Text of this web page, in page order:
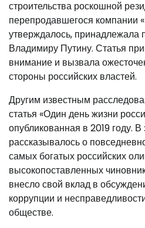
строительства роскошной
перепродавшегося компании
утверждалось, принадлежала
Владимиру Путину. Статья
внимание и вызвала
стороны российских властей.
Другим известным
статья «Один день жизни
опубликованная в 2019 году.
рассказывалось о
самых богатых российских
высокопоставленных
внесло свой вклад в
коррупции и
обществе.